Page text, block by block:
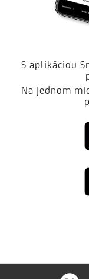
S aplikáciou
Na jednom